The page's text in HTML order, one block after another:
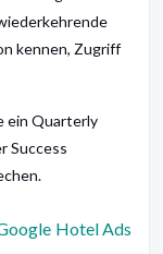
kennen, Zugriff
ein Quarterly
Success
Hotel Ads